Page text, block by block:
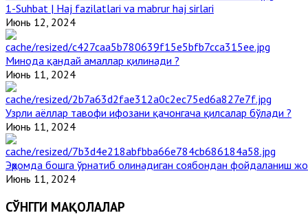
1-Suhbat | Haj fazilatlari va mabrur haj sirlari
Июнь 12, 2024
Минода қандай амаллар қилинади ?
Июнь 11, 2024
Узрли аёллар тавофи ифозани қачонгача қилсалар бўлади ?
Июнь 11, 2024
Эҳромда бошга ўрнатиб олинадиган соябондан фойдаланиш
Июнь 11, 2024
СЎНГГИ МАҚОЛАЛАР